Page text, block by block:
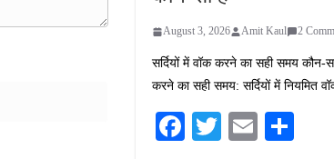
August 3, 2026 Amit Kaul 2
सर्दियों में वॉक करने का सही समय कौन-
करने का सही समय: सर्दियों में नियमित
Fa T
E